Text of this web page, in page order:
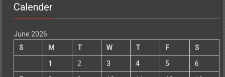
Calender
June 2026
S
M T W T F
S
1
2 3 4 5
6